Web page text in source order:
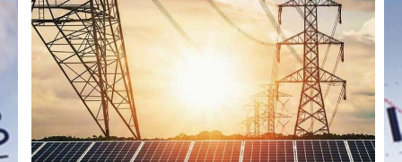
پیوند‌ها
چند رسانه‌ای
اجتماعی